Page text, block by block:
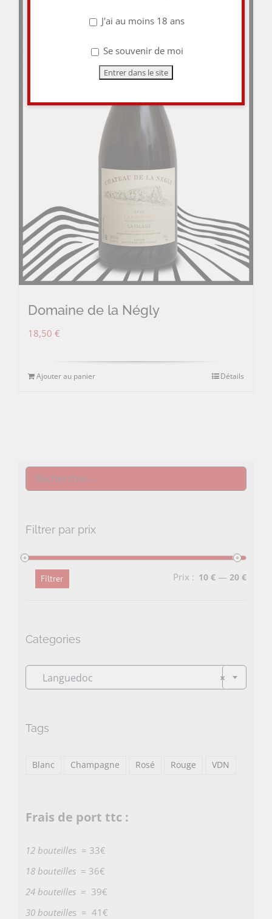
Domaine de la Négly
18,50 €
Ajouter au panier Détails
Filtrer par prix
Prix
Prix
Filtrer Prix : 10 € — 20 €
Categories
×
Languedoc
Tags
Blanc Champagne Rosé Rouge VDN
Frais de port ttc :
12 bouteilles = 33€
18 bouteilles= 36€
24 bouteilles= 39€
30 bouteilles = 41€
J'ai au moins 18 ans
Se souvenir de moi